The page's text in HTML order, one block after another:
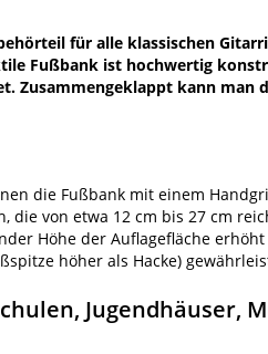
für alle klassischen
Fußbank ist hochwertig
Zusammengeklappt kann
die Fußbank mit einem
von etwa 12 cm bis 27 cm
Höhe der Auflagefläche
höher als Hacke)
Jugendhäuser,